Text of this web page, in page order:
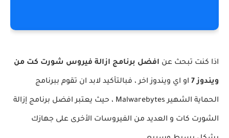
اذا كنت تبحث عن افضل برنامج ازالة فيروس شورت كت من
ويندوز 7 او اي ويندوز اخر ، فبالتأكيد لابد ان تقوم ببرنامج
الحماية الشهير Malwarebytes ، حيث يعتبر افضل برنامج إزالة
الشورت كات و العديد من الفيروسات الأخرى على جهازك